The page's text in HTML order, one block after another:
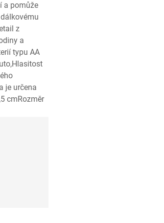
a pomůže
z
a
typu AA
je určena
cmRozměr